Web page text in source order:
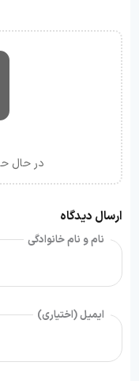
در حال
ارسال دیدگاه
نام و نام خانوادگی
ایمیل (اختیاری)